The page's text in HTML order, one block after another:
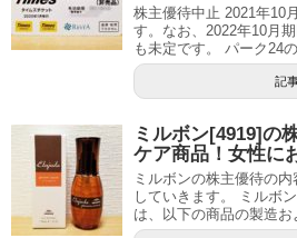
株主優待中止 2021年10
す。なお、2022年10月
も未定です。 パーク24の
記
ミルボン[4919]の
ケア商品！女性に
ミルボンの株主優待の
していきます。 ミルボ
は、以下の商品の製造お